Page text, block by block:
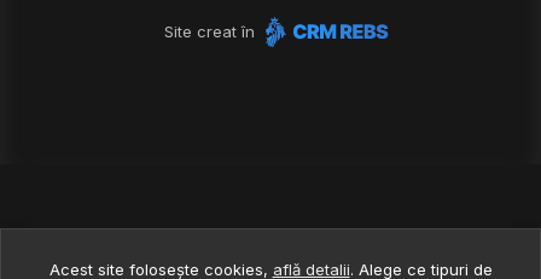
Site creat în
Acest site folosește cookies, află detalii. Alege ce tipuri de